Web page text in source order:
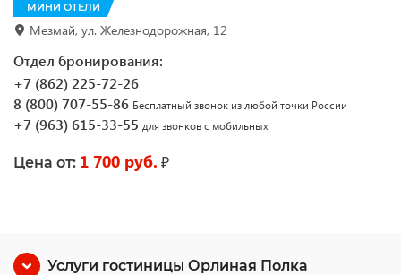
МИНИ ОТЕЛИ
Мезмай, ул. Железнодорожная, 12
Отдел бронирования:
+7 (862) 225-72-26
8 (800) 707-55-86 Бесплатный звонок из любой точки России
+7 (963) 615-33-55 для звонков с мобильных
Цена от: 1 700 руб. ₽
Услуги гостиницы Орлиная Полка